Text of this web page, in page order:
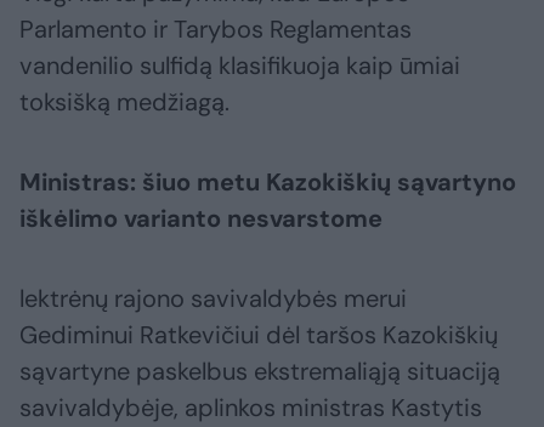
Parlamento ir Tarybos Reglamentas
vandenilio sulfidą klasifikuoja kaip ūmiai
toksišką medžiagą.
Ministras: šiuo metu Kazokiškių sąvartyno
iškėlimo varianto nesvarstome
lektrėnų rajono savivaldybės merui
Gediminui Ratkevičiui dėl taršos Kazokiškių
sąvartyne paskelbus ekstremaliąją situaciją
savivaldybėje, aplinkos ministras Kastytis